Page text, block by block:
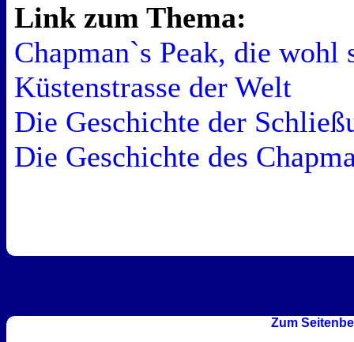
Link zum Thema:
Chapman`s Peak, die wohl
Küstenstrasse der Welt
Die Geschichte der
Die Geschichte des
Zum